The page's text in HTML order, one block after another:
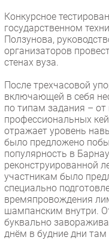
Регулирование
Финансы
Web
Инновации
CIO/Управление ИТ
Гаджеты
Здоровье
РАЗДЕЛЫ
Новости
Аналитика
Интервью
Конкурсное
государственном
Ползунова,
организаторов
стенах вуза.
После трехчасовой
включающей в себя
по типам задания –
профессиональных
отражает уровень
было предложено
популярность в
реконструированной
участникам было
специально
времяпровождения
шампанским внутри.
буквально
днём в будние дни